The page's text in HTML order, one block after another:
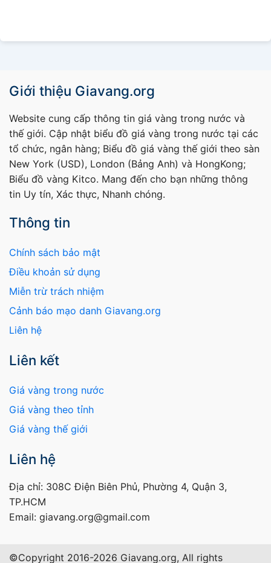
Giới thiệu Giavang.org
Website cung cấp thông tin giá vàng trong nước và
thế giới. Cập nhật biểu đồ giá vàng trong nước tại các
tổ chức, ngân hàng; Biểu đồ giá vàng thế giới theo sàn
New York (USD), London (Bảng Anh) và HongKong;
Biểu đồ vàng Kitco. Mang đến cho bạn những thông
tin Uy tín, Xác thực, Nhanh chóng.
Thông tin
Chính sách bảo mật
Điều khoản sử dụng
Miễn trừ trách nhiệm
Cảnh báo mạo danh Giavang.org
Liên hệ
Liên kết
Giá vàng trong nước
Giá vàng theo tỉnh
Giá vàng thế giới
Liên hệ
Địa chỉ: 308C Điện Biên Phủ, Phường 4, Quận 3,
TP.HCM
Email: giavang.org@gmail.com
©Copyright 2016-2026 Giavang.org, All rights